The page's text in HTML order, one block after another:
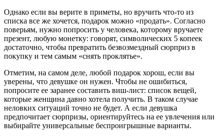
Однако если вы верите в приметы, но вручить что-то из
списка все же хочется, подарок можно «продать». Согласно
поверьям, нужно попросить у человека, которому вручаете
презент, любую монетку: говорят, символических 5 копеек
достаточно, чтобы превратить безвозмездный сюрприз в
покупку и тем самым «снять проклятье».
Отметим, на самом деле, любой подарок хорош, если вы
уверены, что девушке он нужен. Чтобы не ошибиться,
попросите ее заранее составить виш-лист: список вещей,
которые женщина давно хотела получить. В таком случае
неловких ситуаций точно не будет. А если девушка
предпочитает сюрпризы, ориентируйтесь на ее увлечения или
выбирайте универсальные беспроигрышные варианты.